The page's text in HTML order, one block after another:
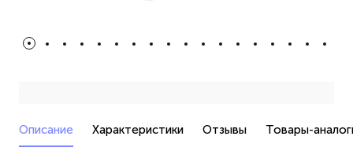
Описание Характеристики Отзывы Товары-